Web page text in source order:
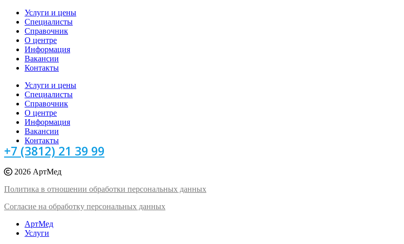
Услуги и цены
Специалисты
Справочник
О центре
Информация
Вакансии
Контакты
Услуги и цены
Специалисты
Справочник
О центре
Информация
Вакансии
Контакты
+7 (3812) 21 39 99
2026 АртМед
Политика в отношении обработки персональных данных
Согласие на обработку персональных данных
АртМед
Услуги